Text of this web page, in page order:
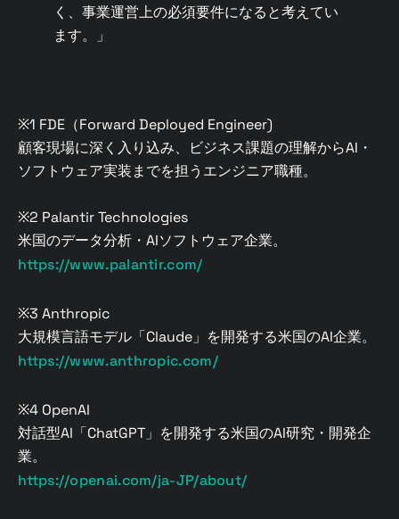
く、事業運営上の必須要件になると考えてい
ます。」
※1 FDE（Forward Deployed Engineer)
顧客現場に深く入り込み、ビジネス課題の理解からAI・
ソフトウェア実装までを担うエンジニア職種。
※2 Palantir Technologies
米国のデータ分析・AIソフトウェア企業。
https://www.palantir.com/
※3 Anthropic
大規模言語モデル「Claude」を開発する米国のAI企業。
https://www.anthropic.com/
※4 OpenAI
対話型AI「ChatGPT」を開発する米国のAI研究・開発企
業。
https://openai.com/ja-JP/about/